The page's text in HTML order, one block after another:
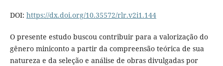
DOI: https://dx.doi.org/10.35572/rlr.v2i1.144
O presente estudo buscou contribuir para a valorização do
gênero miniconto a partir da compreensão teórica de sua
natureza e da seleção e análise de obras divulgadas por